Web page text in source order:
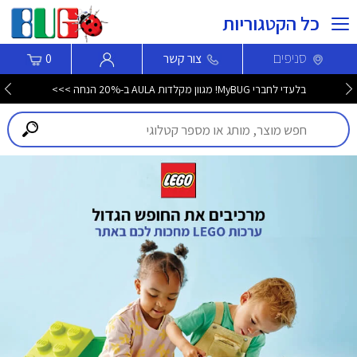
כל הקטגוריות
סניפים צור קשר 0
בלעדי לחברי MyBUG! מגוון מקלדות AULA ב-20% הנחה >>>